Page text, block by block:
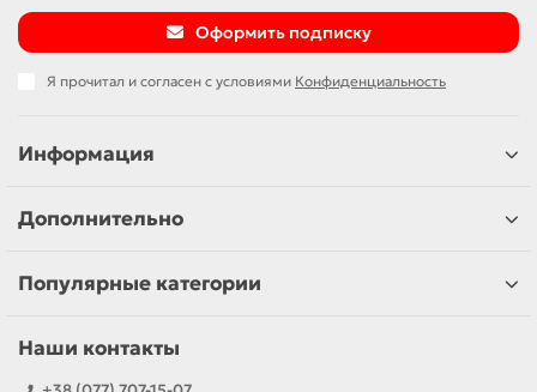
Оформить подписку
Я прочитал и согласен с условиями Конфиденциальность
Информация
Дополнительно
Популярные категории
Наши контакты